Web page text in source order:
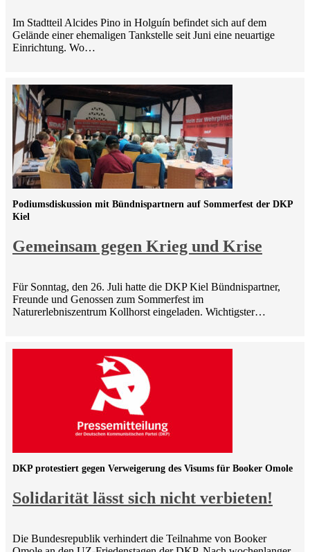
Im Stadtteil Alcides Pino in Holguín befindet sich auf dem
Gelände einer ehemaligen Tankstelle seit Juni eine neuartige
Einrichtung. Wo…
Gemeinsam gegen Krieg und Krise
Podiumsdiskussion mit Bündnispartnern auf Sommerfest der DKP
Kiel
Für Sonntag, den 26. Juli hatte die DKP Kiel Bündnispartner,
Freunde und Genossen zum Sommerfest im
Naturerlebniszentrum Kollhorst eingeladen. Wichtigster…
Solidarität lässt sich nicht verbieten!
DKP protestiert gegen Verweigerung des Visums für Booker Omole
Die Bundesrepublik verhindert die Teilnahme von Booker